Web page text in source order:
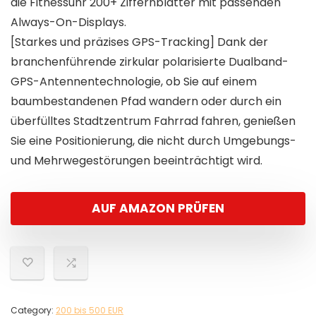
Always-On-Displays.
[Starkes und präzises GPS-Tracking] Dank der
branchenführende zirkular polarisierte Dualband-
GPS-Antennentechnologie, ob Sie auf einem
baumbestandenen Pfad wandern oder durch ein
überfülltes Stadtzentrum Fahrrad fahren, genießen
Sie eine Positionierung, die nicht durch Umgebungs-
und Mehrwegestörungen beeinträchtigt wird.
AUF AMAZON PRÜFEN
Category: 200 bis 500 EUR